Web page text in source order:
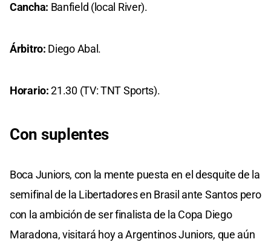
Cancha: Banfield (local River).
Árbitro: Diego Abal.
Horario:21.30 (TV: TNT Sports).
Con suplentes
Boca Juniors, con la mente puesta en el desquite de la
semifinal de la Libertadores en Brasil ante Santos pero
con la ambición de ser finalista de la Copa Diego
Maradona, visitará hoy a Argentinos Juniors, que aún